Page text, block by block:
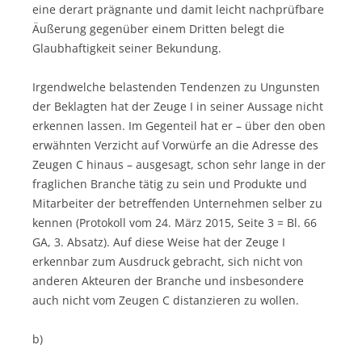
eine derart prägnante und damit leicht nachprüfbare
Äußerung gegenüber einem Dritten belegt die
Glaubhaftigkeit seiner Bekundung.
Irgendwelche belastenden Tendenzen zu Ungunsten
der Beklagten hat der Zeuge I in seiner Aussage nicht
erkennen lassen. Im Gegenteil hat er – über den oben
erwähnten Verzicht auf Vorwürfe an die Adresse des
Zeugen C hinaus – ausgesagt, schon sehr lange in der
fraglichen Branche tätig zu sein und Produkte und
Mitarbeiter der betreffenden Unternehmen selber zu
kennen (Protokoll vom 24. März 2015, Seite 3 = Bl. 66
GA, 3. Absatz). Auf diese Weise hat der Zeuge I
erkennbar zum Ausdruck gebracht, sich nicht von
anderen Akteuren der Branche und insbesondere
auch nicht vom Zeugen C distanzieren zu wollen.
b)